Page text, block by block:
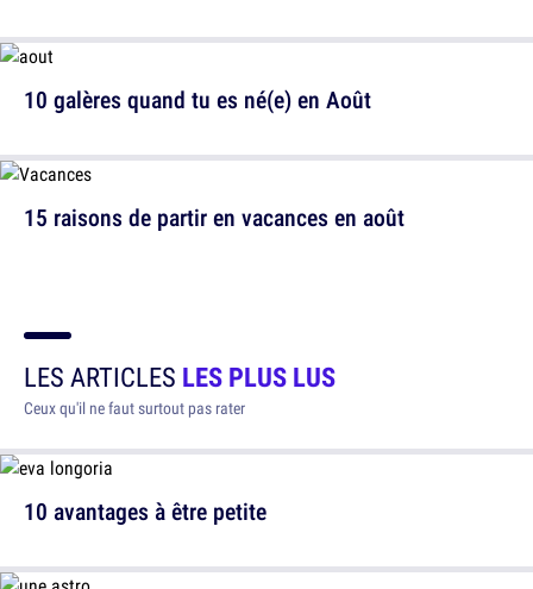
10 galères quand tu es né(e) en Août
15 raisons de partir en vacances en août
LES ARTICLES LES PLUS LUS
Ceux qu'il ne faut surtout pas rater
10 avantages à être petite